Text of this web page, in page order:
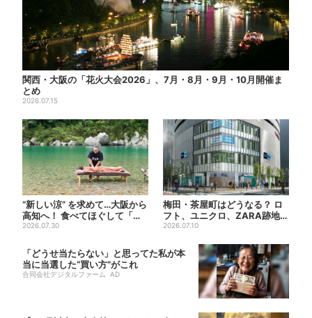
関西・大阪の「花火大会2026」、7月・8月・9月・10月開催ま
とめ
2026.07.15
“新しい涼” を求めて…大阪から
高知へ！ 食べてほぐして「仁
淀ブルー」でととのう...
2026.07.30
梅田・茶屋町はどうなる？ ロ
フト、ユニクロ、ZARA跡地に
新店続々…再開発も予定
2026.07.10
「どうせ当たらない」と思ってた私が本
当に当選した“買い方”がこれ
合同会社デジタルファーム AD